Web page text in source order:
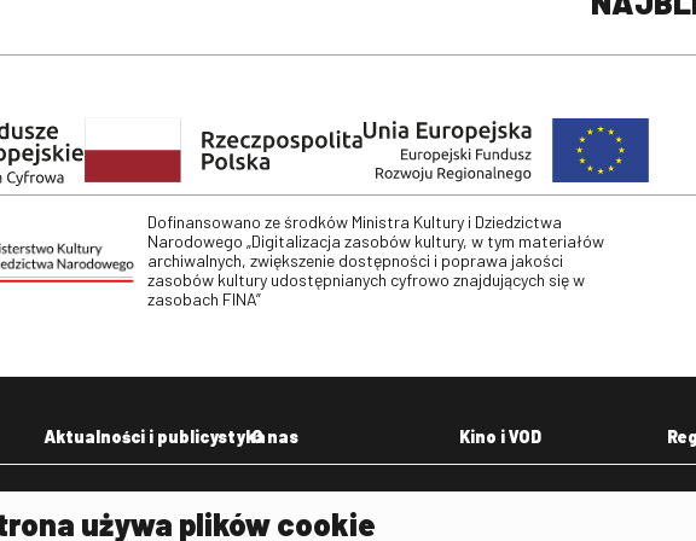
Dofinansowano ze środków Ministra Kultury i Dziedzictwa
Narodowego „Digitalizacja zasobów kultury, w tym materiałów
archiwalnych, zwiększenie dostępności i poprawa jakości
zasobów kultury udostępnianych cyfrowo znajdujących się w
zasobach FINA”
Aktualności i publicystyka
Aktualności
O nas Kino i VOD
używa plików cookie